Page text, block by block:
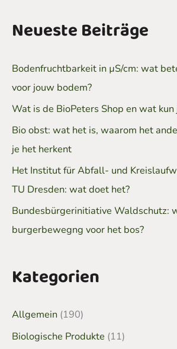
Neueste Beiträge
Bodenfruchtbarkeit in µS/cm: wat
voor jouw bodem?
Wat is de BioPeters Shop en wat kun
Bio obst: wat het is, waarom het
je het herkent
Het Institut für Abfall- und
TU Dresden: wat doet het?
Bundesbürgerinitiative Waldschutz:
burgerbewegng voor het bos?
Kategorien
Allgemein (190)
Biologische Produkte (11)